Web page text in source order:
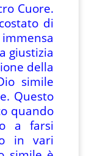
Cuore.
di
giustizia
della
simile
Questo
quando
a farsi
in vari